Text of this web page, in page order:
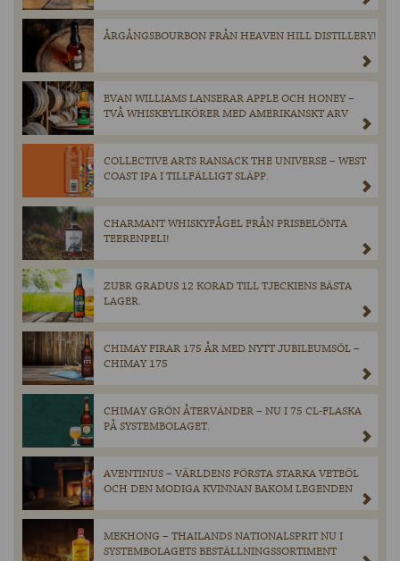
ÅRGÅNGSBOURBON FRÅN HEAVEN HILL DISTILLERY!
EVAN WILLIAMS LANSERAR APPLE OCH HONEY –
TVÅ WHISKEYLIKÖRER MED AMERIKANSKT ARV
COLLECTIVE ARTS RANSACK THE UNIVERSE – WEST
COAST IPA I TILLFÄLLIGT SLÄPP.
CHARMANT WHISKYFÅGEL FRÅN PRISBELÖNTA
TEERENPELI!
ZUBR GRADUS 12 KORAD TILL TJECKIENS BÄSTA
LAGER.
CHIMAY FIRAR 175 ÅR MED NYTT JUBILEUMSÖL –
CHIMAY 175
CHIMAY GRÖN ÅTERVÄNDER – NU I 75 CL-FLASKA
PÅ SYSTEMBOLAGET.
AVENTINUS – VÄRLDENS FÖRSTA STARKA VETEÖL
OCH DEN MODIGA KVINNAN BAKOM LEGENDEN
MEKHONG – THAILANDS NATIONALSPRIT NU I
SYSTEMBOLAGETS BESTÄLLNINGSSORTIMENT